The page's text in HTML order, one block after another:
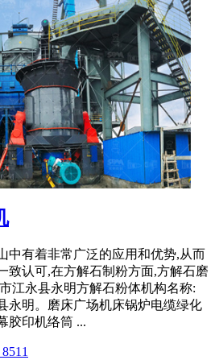
中有着非常广泛的应用和优势,从而
致认可,在方解石制粉方面,方解石磨
江永县永明方解石粉体机构名称:
永明。磨床广场机床锅炉电缆绿化
胶印机络筒 ...